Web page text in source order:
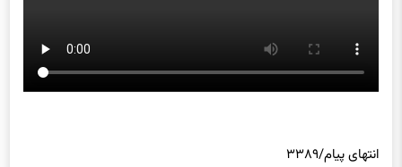
انتهای پیام/۳۳۸۹